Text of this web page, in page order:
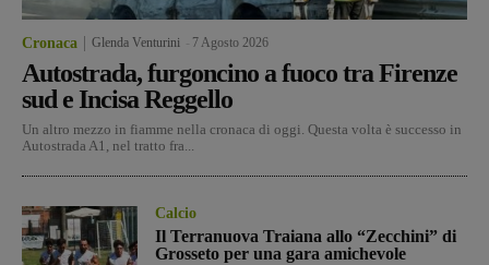
Cronaca Glenda Venturini 7 Agosto 2026
Autostrada, furgoncino a fuoco tra Firenze
sud e Incisa Reggello
Un altro mezzo in fiamme nella cronaca di oggi. Questa volta è successo in
Autostrada A1, nel tratto fra...
Calcio
Il Terranuova Traiana allo “Zecchini” di
Grosseto per una gara amichevole